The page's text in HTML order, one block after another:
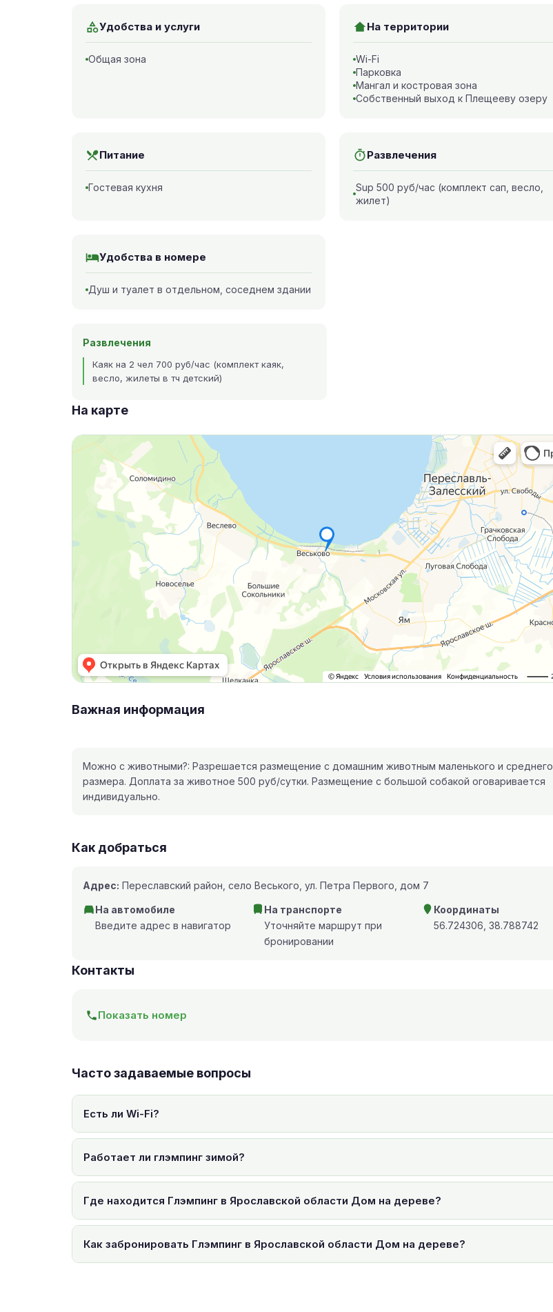
Удобства и услуги
Общая зона
На территории
Wi-Fi
Парковка
Мангал и костровая зона
Собственный выход к Плещееву озеру
Питание
Гостевая кухня
Развлечения
Sup 500 руб/час (комплект сап, весло,
жилет)
Удобства в номере
Душ и туалет в отдельном, соседнем здании
Развлечения
Каяк на 2 чел 700 руб/час (комплект каяк,
весло, жилеты в тч детский)
На карте
Важная информация
Можно с животными?: Разрешается размещение с домашним животным маленького и среднего
размера. Доплата за животное 500 руб/сутки. Размещение с большой собакой оговаривается
индивидуально.
Как добраться
Адрес: Переславский район, село Веського, ул. Петра Первого, дом 7
На автомобиле
Введите адрес в навигатор
На транспорте
Уточняйте маршрут при
бронировании
Координаты
56.724306, 38.788742
Контакты
Показать номер
Часто задаваемые вопросы
Есть ли Wi-Fi?
Работает ли глэмпинг зимой?
Где находится Глэмпинг в Ярославской области Дом на дереве?
Как забронировать Глэмпинг в Ярославской области Дом на дереве?